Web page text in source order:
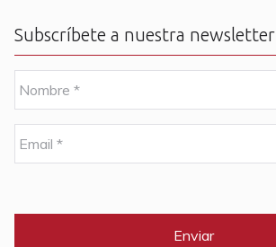
Subscríbete a nuestra newsletter
o
m
e
m
a